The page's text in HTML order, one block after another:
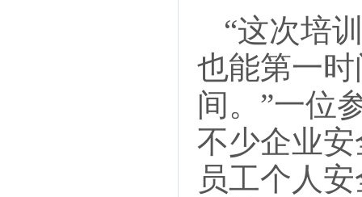
“这次培
也能第一
间。”一位
不少企业
员工个人